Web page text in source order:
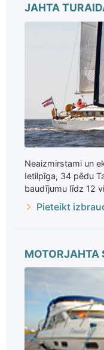
JAHTA
Neaizmirstami un
Ietilpīga, 34 pēdu
baudījumu līdz 12
Pieteikt
MOTORJAHTA